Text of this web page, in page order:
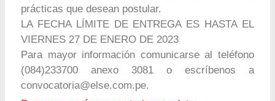
prácticas que desean postular.
LA FECHA LÍMITE DE ENTREGA ES HASTA EL
VIERNES 27 DE ENERO DE 2023
Para mayor información comunicarse al teléfono
(084)233700 anexo 3081 o escríbenos a
convocatoria@else.com.pe.